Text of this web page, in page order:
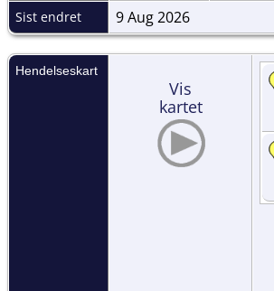
Sist endret 9 Aug 2026
Hendelseskart
Vis
kartet